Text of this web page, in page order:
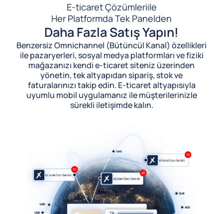
E-ticaret Çözümleriile
Her Platformda Tek Panelden
Daha Fazla Satış Yapın!
Benzersiz Omnichannel (Bütüncül Kanal) özellikleri
ile pazaryerleri, sosyal medya platformları ve fiziki
mağazanızı kendi e-ticaret siteniz üzerinden
yönetin, tek altyapıdan sipariş, stok ve
faturalarınızı takip edin. E-ticaret altyapısıyla
uyumlu mobil uygulamanız ile müşterilerinizle
sürekli iletişimde kalın.